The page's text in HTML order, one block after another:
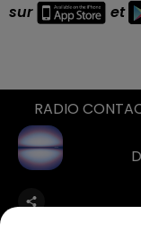
sur
et